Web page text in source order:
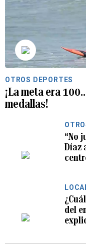
OTROS DEPORTES
¡La meta era
medallas!
“No
Díaz
del